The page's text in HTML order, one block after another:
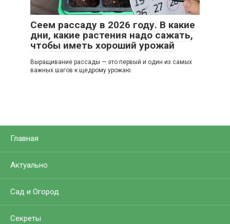
Сеем рассаду в 2026 году. В какие
дни, какие растения надо сажать,
чтобы иметь хороший урожай
Выращивание рассады — это первый и один из самых
важных шагов к щедрому урожаю.
Главная
Актуально
Сад и Огород
Секреты